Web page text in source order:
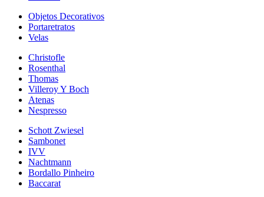
Objetos Decorativos
Portaretratos
Velas
Christofle
Rosenthal
Thomas
Villeroy Y Boch
Atenas
Nespresso
Schott Zwiesel
Sambonet
IVV
Nachtmann
Bordallo Pinheiro
Baccarat